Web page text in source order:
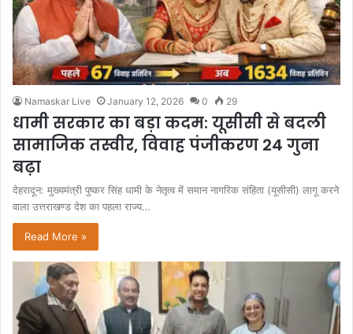
Namaskar Live January 12, 2026 0 29
धामी सरकार का बड़ा कदम: यूसीसी से बदली
सामाजिक तस्वीर, विवाह पंजीकरण 24 गुना
बढ़ा
देहरादून: मुख्यमंत्री पुष्कर सिंह धामी के नेतृत्व में समान नागरिक संहिता (यूसीसी) लागू करने
वाला उत्तराखण्ड देश का पहला राज्य…
Read More »